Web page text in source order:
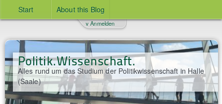
Start About this Blog
Politik.Wissenschaft.
Alles rund um das Studium der Politikwissenschaft in Halle
(Saale)
v Anmelden